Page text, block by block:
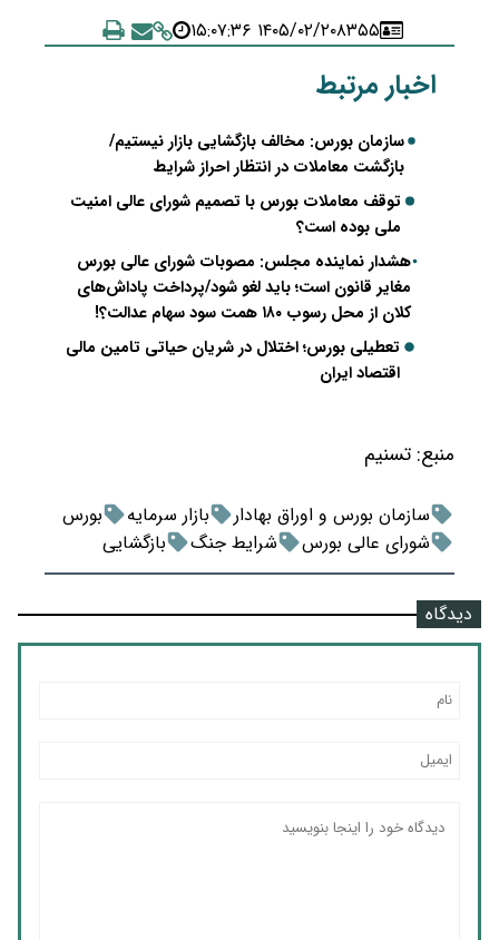
۸۳۵۵۱۴۰۵/۰۲/۲۰ ۱۵:۰۷:۳۶
اخبار مرتبط
سازمان بورس: مخالف بازگشایی بازار نیستیم/
بازگشت معاملات در انتظار احراز شرایط
توقف معاملات بورس با تصمیم شورای عالی امنیت
ملی بوده است؟
هشدار نماینده مجلس: مصوبات شورای عالی بورس
مغایر قانون است؛ باید لغو شود/پرداخت پاداش‌های
کلان از محل رسوب ۱۸۰ همت سود سهام عدالت؟!
تعطیلی بورس؛ اختلال در شریان حیاتی تامین مالی
اقتصاد ایران
منبع: تسنیم
سازمان بورس و اوراق بهادار بازار سرمایه
بورس
شورای عالی بورس
شرایط جنگ بازگشایی
دیدگاه